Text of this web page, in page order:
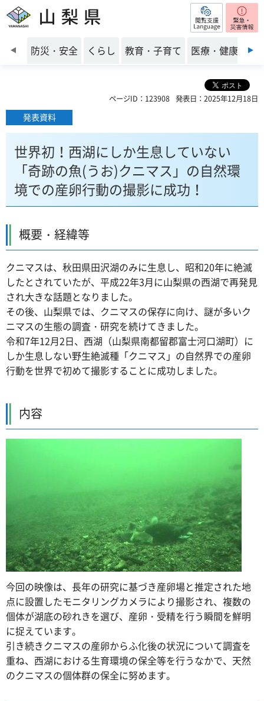
山梨県 閲覧支援
前のスライドを表示
防災・安全 くらし 教育・子育て 医療・健康・福
ページID：123908 発表日：2025年12月18日
発表資料
世界初！西湖にしか生息していない
「奇跡の魚(うお)クニマス」の自然環
境での産卵行動の撮影に成功！
概要・経緯等
クニマスは、秋田県田沢湖のみに生息し、昭和20年に絶滅
したとされていたが、平成22年3月に山梨県の西湖で再発見
され大きな話題となりました。
その後、山梨県では、クニマスの保存に向け、謎が多いク
ニマスの生態の調査・研究を続けてきました。
令和7年12月2日、西湖（山梨県南都留郡富士河口湖町）に
しか生息しない野生絶滅種「クニマス」の自然界での産卵
行動を世界で初めて撮影することに成功しました。
内容
今回の映像は、長年の研究に基づき産卵場と推定された地
点に設置したモニタリングカメラにより撮影され、複数の
個体が湖底の砂れきを選び、産卵・受精を行う瞬間を鮮明
に捉えています。
引き続きクニマスの産卵からふ化後の状況について調査を
重ね、西湖における生育環境の保全等を行うなかで、天然
のクニマスの個体群の保全に努めます。